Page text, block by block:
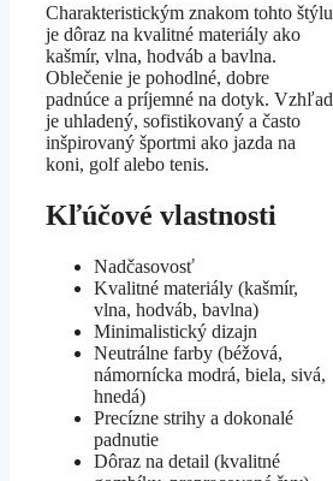
Charakteristickým znakom tohto štýlu
je dôraz na kvalitné materiály ako
kašmír, vlna, hodváb a bavlna.
Oblečenie je pohodlné, dobre
padnúce a príjemné na dotyk. Vzhľad
je uhladený, sofistikovaný a často
inšpirovaný športmi ako jazda na
koni, golf alebo tenis.
Kľúčové vlastnosti
Nadčasovosť
Kvalitné materiály (kašmír,
vlna, hodváb, bavlna)
Minimalistický dizajn
Neutrálne farby (béžová,
námornícka modrá, biela, sivá,
hnedá)
Precízne strihy a dokonalé
padnutie
Dôraz na detail (kvalitné